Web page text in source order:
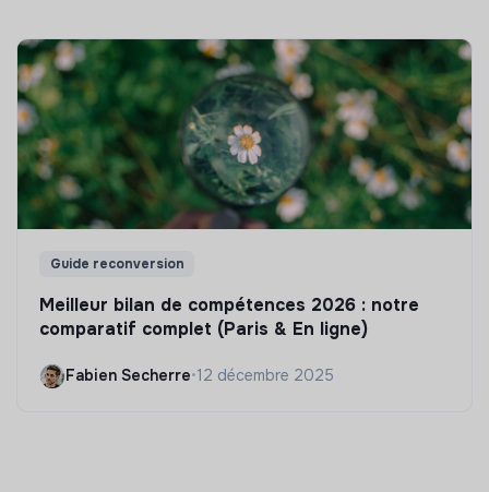
Guide reconversion
Meilleur bilan de compétences 2026 : notre
comparatif complet (Paris & En ligne)
Fabien Secherre•12 décembre 2025